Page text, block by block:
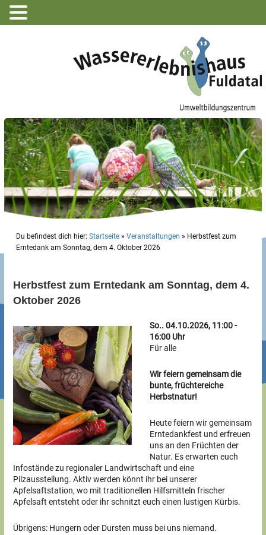
Du befindest dich hier: Startseite » Veranstaltungen » Herbstfest zum
Erntedank am Sonntag, dem 4. Oktober 2026
Herbstfest zum Erntedank am Sonntag, dem 4.
Oktober 2026
So.. 04.10.2026, 11:00 -
16:00 Uhr
Für alle
Wir feiern gemeinsam die
bunte, früchtereiche
Herbstnatur!
Heute feiern wir gemeinsam
Erntedankfest und erfreuen
uns an den Früchten der
Natur. Es erwarten euch
Infostände zu regionaler Landwirtschaft und eine
Pilzausstellung. Aktiv werden könnt ihr bei unserer
Apfelsaftstation, wo mit traditionellen Hilfsmitteln frischer
Apfelsaft entsteht oder ihr schnitzt euch einen lustigen Kürbis.
Übrigens: Hungern oder Dursten muss bei uns niemand.